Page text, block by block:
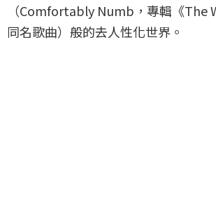
（Comfortably Numb，專輯《The
同名歌曲）般的去人性化世界。